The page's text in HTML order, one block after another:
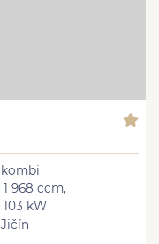
kombi
1 968 ccm,
103 kW
Jičín